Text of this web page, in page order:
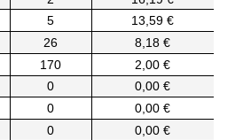
5
13,59 €
26
8,18 €
170
2,00 €
0
0,00 €
0
0,00 €
0
0,00 €